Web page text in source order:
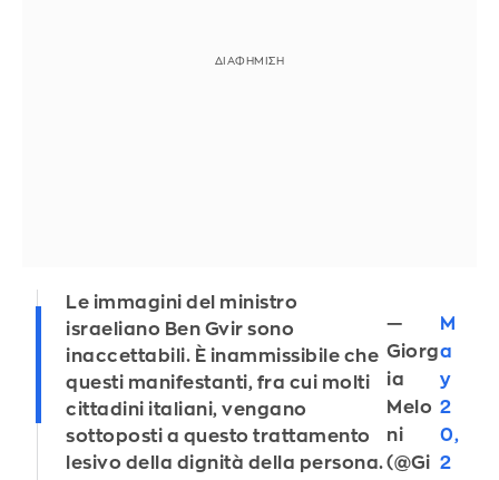
Le immagini del ministro
israeliano Ben Gvir sono
inaccettabili. È inammissibile che
questi manifestanti, fra cui molti
cittadini italiani, vengano
sottoposti a questo trattamento
lesivo della dignità della persona.
—
Giorg
ia
Melo
ni
(@Gi
M
a
y
2
0,
2